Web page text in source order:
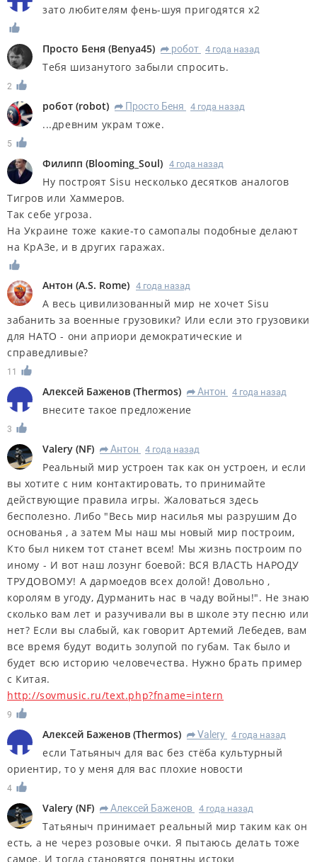
зато любителям фень-шуя пригодятся х2
Просто Беня (Benya45) R робот 4 года назад
Тебя шизанутого забыли спросить.
2
робот (robot) R Просто Беня 4 года назад
...древним украм тоже.
5
Филипп (Blooming_Soul) 4 года назад
Ну построят Sisu несколько десятков аналогов
Тигров или Хаммеров.
Так себе угроза.
На Украине тоже какие-то самопалы подобные делают
на КрАЗе, и в других гаражах.
Антон (A.S. Rome) 4 года назад
А весь цивилизованный мир не хочет Sisu
забанить за военные грузовики? Или если это грузовики
для НАТО - они априори демократические и
справедливые?
11
Алексей Баженов (Thermos) R Антон 4 года назад
внесите такое предложение
3
Valery (NF) R Антон 4 года назад
Реальный мир устроен так как он устроен, и если
вы хотите с ним контактировать, то принимайте
действующие правила игры. Жаловаться здесь
бесполезно. Либо "Весь мир насилья мы разрушим До
основанья , а затем Мы наш мы новый мир построим,
Кто был никем тот станет всем! Мы жизнь построим по
иному - И вот наш лозунг боевой: ВСЯ ВЛАСТЬ НАРОДУ
ТРУДОВОМУ! А дармоедов всех долой! Довольно ,
королям в угоду, Дурманить нас в чаду войны!". Не знаю
сколько вам лет и разучивали вы в школе эту песню или
нет? Если вы слабый, как говорит Артемий Лебедев, вам
все время будут водить золупой по губам. Так было и
будет всю историю человечества. Нужно брать пример
с Китая.
http://sovmusic.ru/text.php?fname=intern
9
Алексей Баженов (Thermos) R Valery 4 года назад
если Татьяныч для вас без стёба культурный
ориентир, то у меня для вас плохие новости
4
Valery (NF) R Алексей Баженов 4 года назад
Татьяныч принимает реальный мир таким как он
есть, а не через розовые очки. Я пытаюсь делать тоже
самое. И тогда становятся понятны истоки